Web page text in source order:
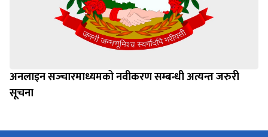
अनलाइन सञ्‍चारमाध्यमको नवीकरण सम्बन्धी अत्यन्त जरुरी
सूचना